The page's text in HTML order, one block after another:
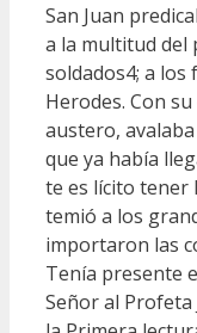
San Juan
a la multitud del
soldados4; a los
Herodes. Con
austero,
que ya había
te es lícito tener
temió a los
importaron las
Tenía presente
Señor al Profeta